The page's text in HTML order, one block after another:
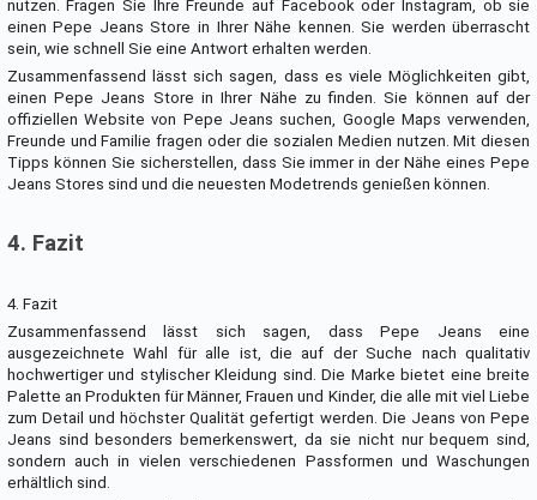
nutzen. Fragen Sie Ihre Freunde auf Facebook oder Instagram, ob sie
einen Pepe Jeans Store in Ihrer Nähe kennen. Sie werden überrascht
sein, wie schnell Sie eine Antwort erhalten werden.
Zusammenfassend lässt sich sagen, dass es viele Möglichkeiten gibt,
einen Pepe Jeans Store in Ihrer Nähe zu finden. Sie können auf der
offiziellen Website von Pepe Jeans suchen, Google Maps verwenden,
Freunde und Familie fragen oder die sozialen Medien nutzen. Mit diesen
Tipps können Sie sicherstellen, dass Sie immer in der Nähe eines Pepe
Jeans Stores sind und die neuesten Modetrends genießen können.
4. Fazit
4. Fazit
Zusammenfassend lässt sich sagen, dass Pepe Jeans eine
ausgezeichnete Wahl für alle ist, die auf der Suche nach qualitativ
hochwertiger und stylischer Kleidung sind. Die Marke bietet eine breite
Palette an Produkten für Männer, Frauen und Kinder, die alle mit viel Liebe
zum Detail und höchster Qualität gefertigt werden. Die Jeans von Pepe
Jeans sind besonders bemerkenswert, da sie nicht nur bequem sind,
sondern auch in vielen verschiedenen Passformen und Waschungen
erhältlich sind.